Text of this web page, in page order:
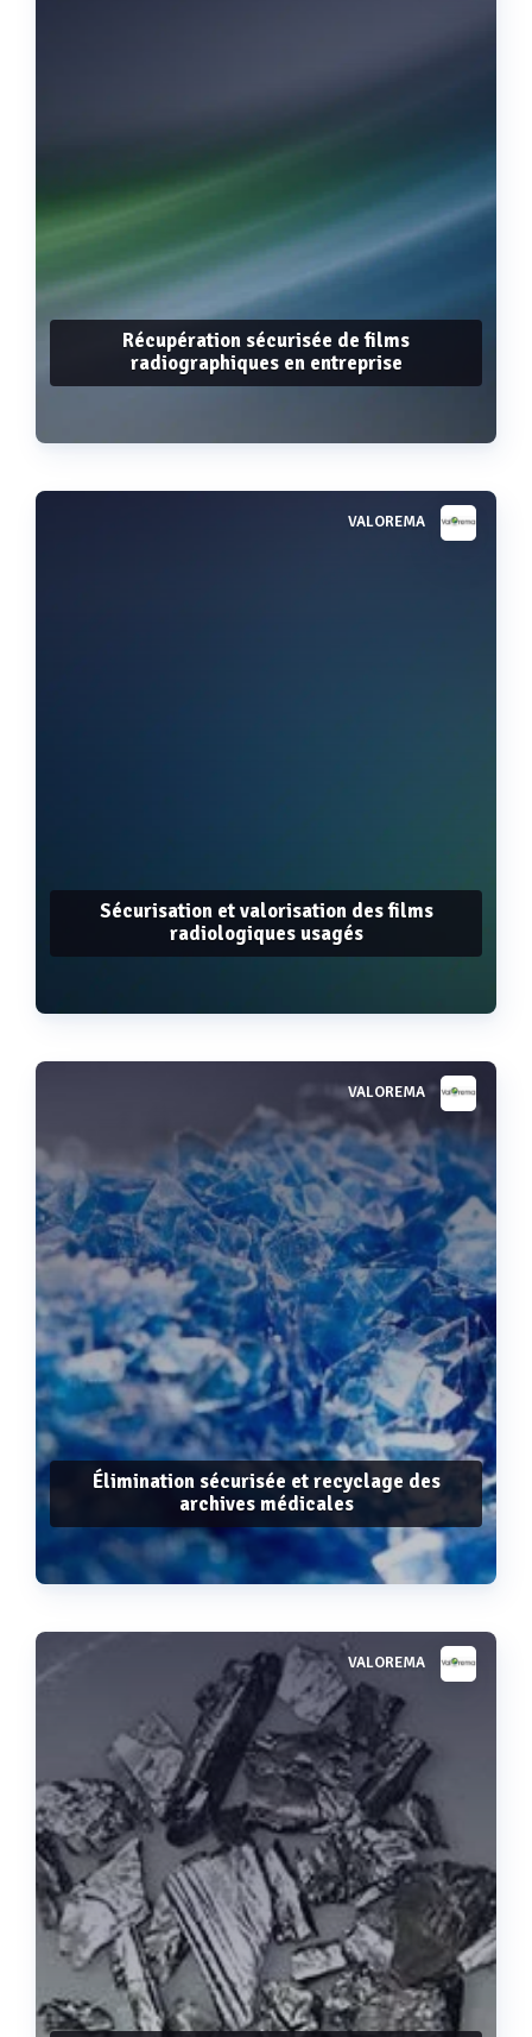
Récupération sécurisée de films
radiographiques en entreprise
VALOREMA
Sécurisation et valorisation des films
radiologiques usagés
Voir plus VALOREMA
Élimination sécurisée et recyclage des
archives médicales
Voir plus VALOREMA